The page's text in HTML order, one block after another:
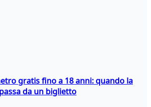
gratis fino a 18 anni: quando la
da un biglietto